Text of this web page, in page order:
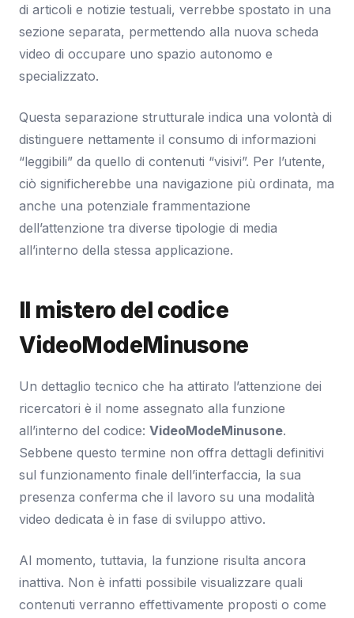
di articoli e notizie testuali, verrebbe spostato in una
sezione separata, permettendo alla nuova scheda
video di occupare uno spazio autonomo e
specializzato.
Questa separazione strutturale indica una volontà di
distinguere nettamente il consumo di informazioni
“leggibili” da quello di contenuti “visivi”. Per l’utente,
ciò significherebbe una navigazione più ordinata, ma
anche una potenziale frammentazione
dell’attenzione tra diverse tipologie di media
all’interno della stessa applicazione.
Il mistero del codice
VideoModeMinusone
Un dettaglio tecnico che ha attirato l’attenzione dei
ricercatori è il nome assegnato alla funzione
all’interno del codice: VideoModeMinusone.
Sebbene questo termine non offra dettagli definitivi
sul funzionamento finale dell’interfaccia, la sua
presenza conferma che il lavoro su una modalità
video dedicata è in fase di sviluppo attivo.
Al momento, tuttavia, la funzione risulta ancora
inattiva. Non è infatti possibile visualizzare quali
contenuti verranno effettivamente proposti o come